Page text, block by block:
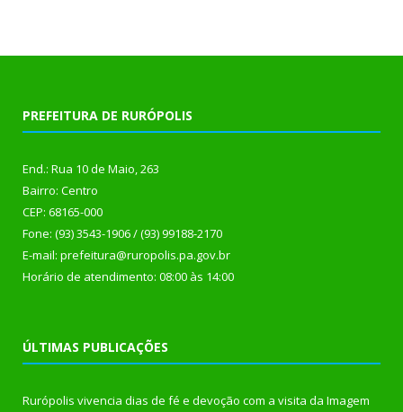
PREFEITURA DE RURÓPOLIS
End.: Rua 10 de Maio, 263
Bairro: Centro
CEP: 68165-000
Fone: (93) 3543-1906 / (93) 99188-2170
E-mail: prefeitura@ruropolis.pa.gov.br
Horário de atendimento: 08:00 às 14:00
ÚLTIMAS PUBLICAÇÕES
Rurópolis vivencia dias de fé e devoção com a visita da Imagem